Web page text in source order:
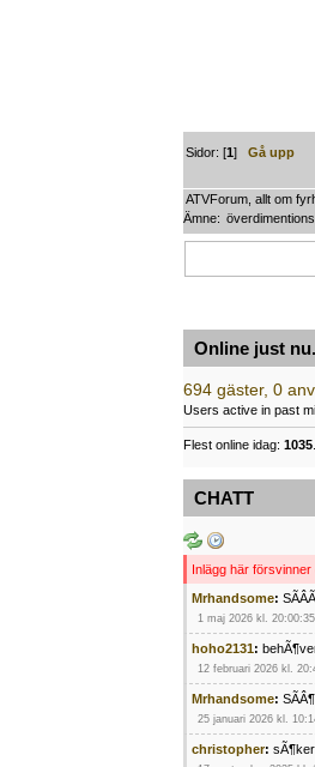
Sidor: [1]Gå upp
ATVForum, allt om
Ämne:
Online just nu.
694 gäster, 0
Users active in past
Flest online idag: 1035
CHATT
Inlägg här försvinner
Mrhandsome:
1 maj 2026 kl. 20:00:35
hoho2131:
12 februari 2026 kl.
Mrhandsome:
25 januari 2026 kl.
christopher: